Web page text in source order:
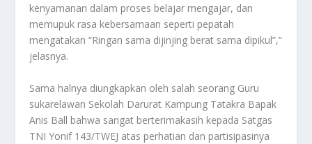
kenyamanan dalam proses belajar mengajar, dan
memupuk rasa kebersamaan seperti pepatah
mengatakan “Ringan sama dijinjing berat sama dipikul”,”
jelasnya.
Sama halnya diungkapkan oleh salah seorang Guru
sukarelawan Sekolah Darurat Kampung Tatakra Bapak
Anis Ball bahwa sangat berterimakasih kepada Satgas
TNI Yonif 143/TWEJ atas perhatian dan partisipasinya